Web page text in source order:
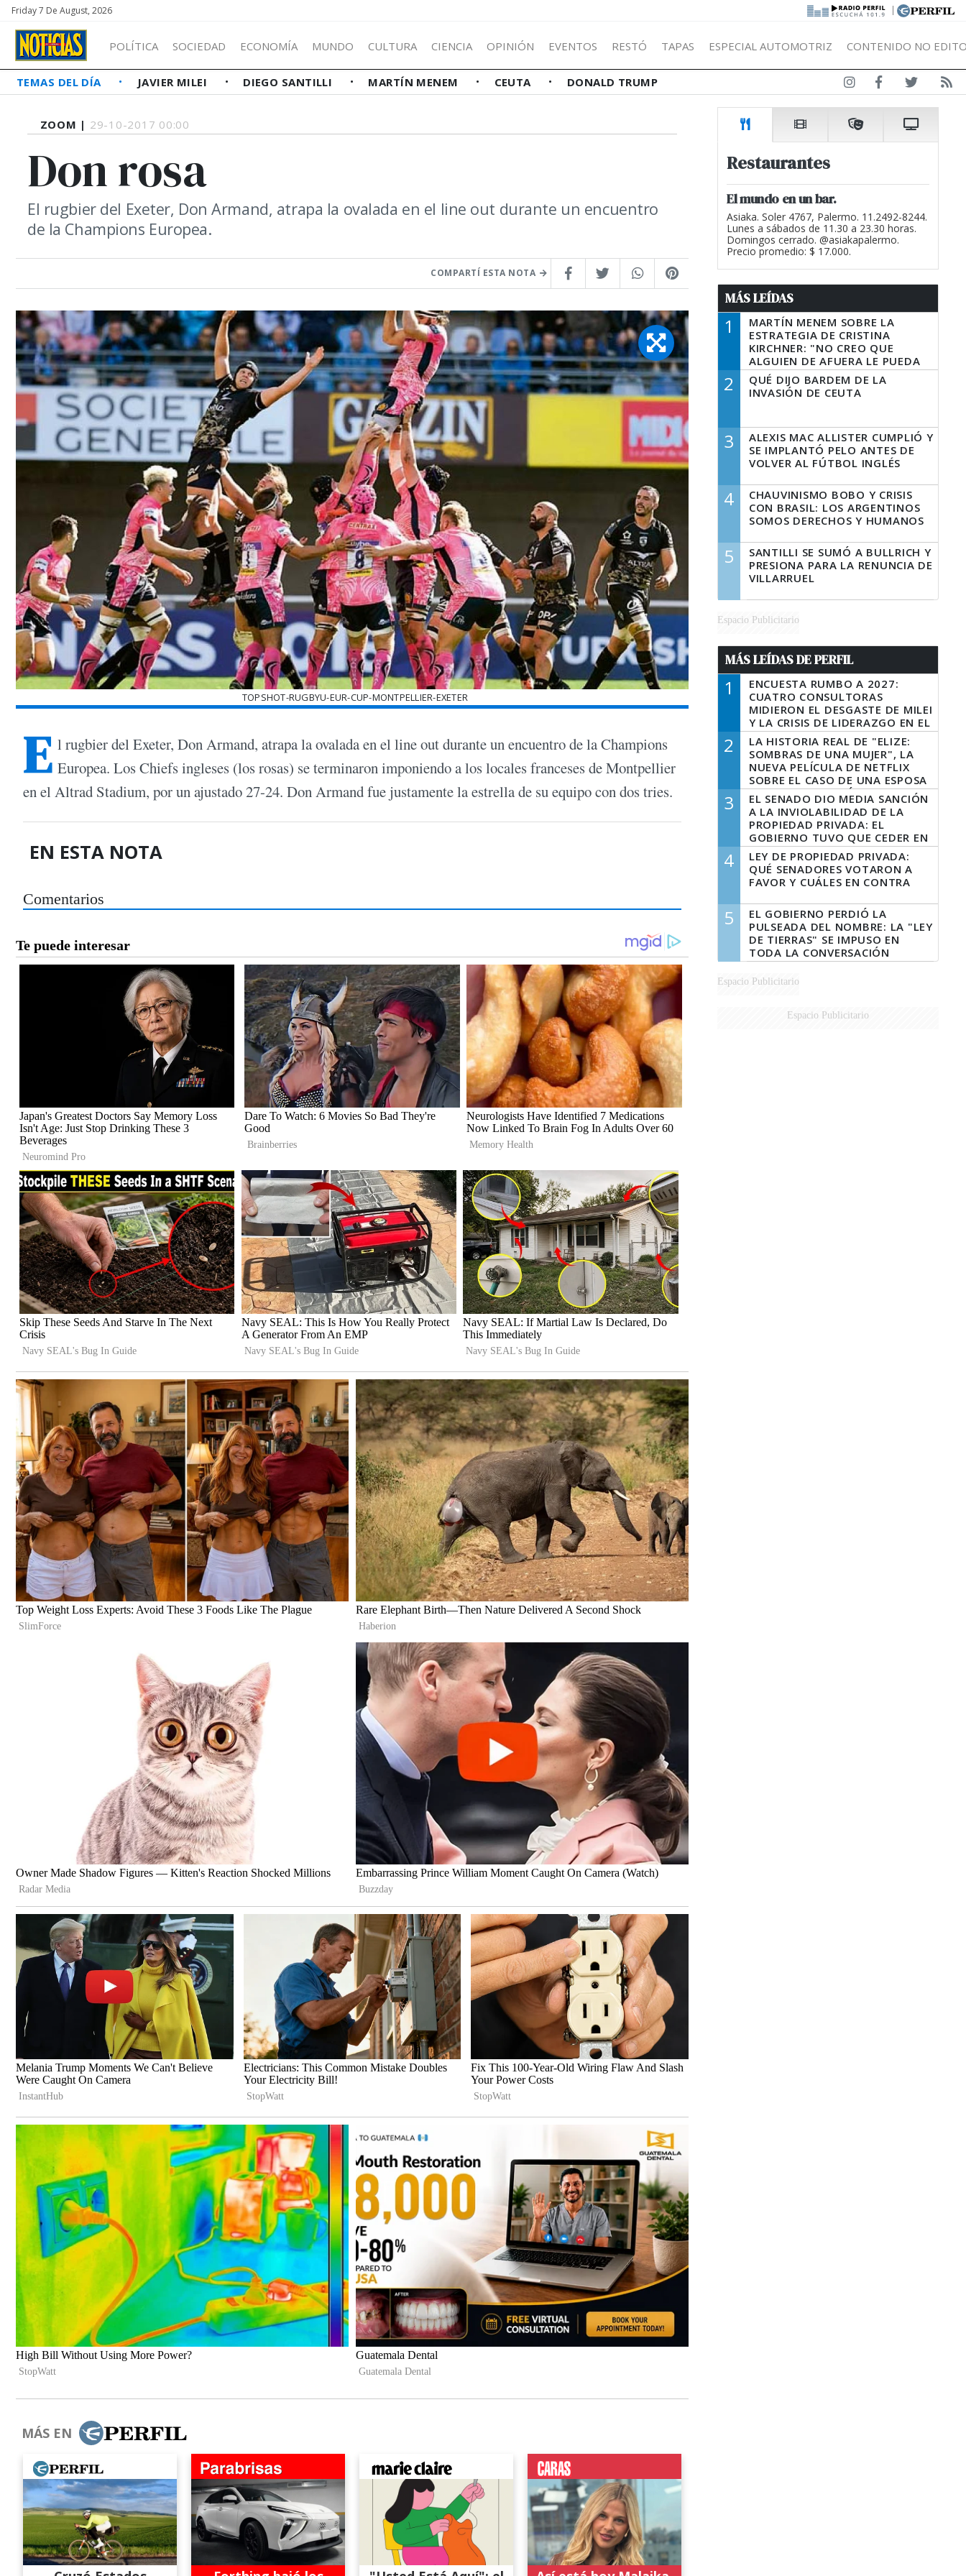
Friday 7 De August, 2026 |
POLÍTICA SOCIEDAD ECONOMÍA MUNDO CULTURA CIENCIA OPINIÓN EVENTOS RESTÓ TAPAS ESPECIAL AUTOMOTRIZ CONTENIDO NO
TEMAS DEL DÍA JAVIER MILEI DIEGO SANTILLI MARTÍN MENEM CEUTA DONALD TRUMP
ZOOM | 29-10-2017 00:00
Don rosa
El rugbier del Exeter, Don Armand, atrapa la ovalada en el line out durante un encuentro
de la Champions Europea.
COMPARTÍ ESTA NOTA
TOPSHOT-RUGBYU-EUR-CUP-MONTPELLIER-EXETER
E l rugbier del Exeter, Don Armand, atrapa la ovalada en el line out durante un encuentro de la Champions
Europea. Los Chiefs ingleses (los rosas) se terminaron imponiendo a los locales franceses de Montpellier
en el Altrad Stadium, por un ajustado 27-24. Don Armand fue justamente la estrella de su equipo con dos tries.
EN ESTA NOTA
Comentarios
MÁS EN
Restaurantes
El mundo en un bar.
Asiaka. Soler 4767, Palermo. 11.2492-8244.
Lunes a sábados de 11.30 a 23.30 horas.
Domingos cerrado. @asiakapalermo.
Precio promedio: $ 17.000.
MÁS LEÍDAS
1
MARTÍN MENEM SOBRE LA
ESTRATEGIA DE CRISTINA
KIRCHNER: "NO CREO QUE
ALGUIEN DE AFUERA LE PUEDA
DECIR A LA JUSTICIA LO QUE
TIENE QUE HACER"
2
QUÉ DIJO BARDEM DE LA
INVASIÓN DE CEUTA
3
ALEXIS MAC ALLISTER CUMPLIÓ Y
SE IMPLANTÓ PELO ANTES DE
VOLVER AL FÚTBOL INGLÉS
4
CHAUVINISMO BOBO Y CRISIS
CON BRASIL: LOS ARGENTINOS
SOMOS DERECHOS Y HUMANOS
5
SANTILLI SE SUMÓ A BULLRICH Y
PRESIONA PARA LA RENUNCIA DE
VILLARRUEL
Espacio Publicitario
MÁS LEÍDAS DE PERFIL
1
ENCUESTA RUMBO A 2027:
CUATRO CONSULTORAS
MIDIERON EL DESGASTE DE MILEI
Y LA CRISIS DE LIDERAZGO EN EL
PERONISMO
2
LA HISTORIA REAL DE "ELIZE:
SOMBRAS DE UNA MUJER", LA
NUEVA PELÍCULA DE NETFLIX
SOBRE EL CASO DE UNA ESPOSA
QUE DESCUARTIZÓ A SU
MARIDO
3
EL SENADO DIO MEDIA SANCIÓN
A LA INVIOLABILIDAD DE LA
PROPIEDAD PRIVADA: EL
GOBIERNO TUVO QUE CEDER EN
LA LEY DEL MANEJO DEL FUEGO
4
LEY DE PROPIEDAD PRIVADA:
QUÉ SENADORES VOTARON A
FAVOR Y CUÁLES EN CONTRA
5
EL GOBIERNO PERDIÓ LA
PULSEADA DEL NOMBRE: LA "LEY
DE TIERRAS" SE IMPUSO EN
TODA LA CONVERSACIÓN
DIGITAL
Espacio Publicitario
Espacio Publicitario